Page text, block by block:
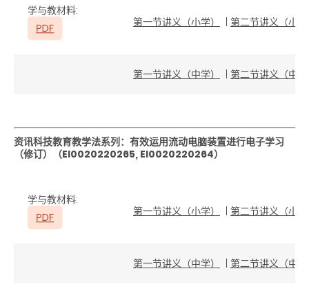
学与教材料:
第一节讲义（小学）
| 第二节讲义（小
第一节讲义（中学） | 第二节讲义（中
资讯科技教育教学法系列：有效运用流动电脑装置进行电子学习
（修订）（EI0020220265, EI0020220264）
学与教材料:
第一节讲义（小学）
| 第二节讲义（小
第一节讲义（中学） | 第二节讲义（中